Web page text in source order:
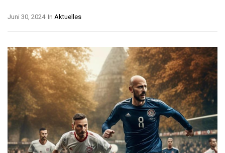
In Aktuelles
Juni 30, 2024